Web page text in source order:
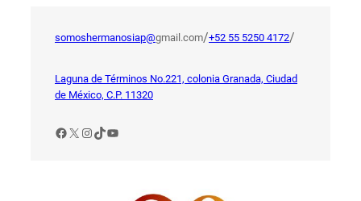
somoshermanosiap@gmail.com/+52 55 5250 4172/
Laguna de Términos No.221, colonia Granada, Ciudad
de México, C.P. 11320
Facebook
X Instagram
TikTok
YouTube